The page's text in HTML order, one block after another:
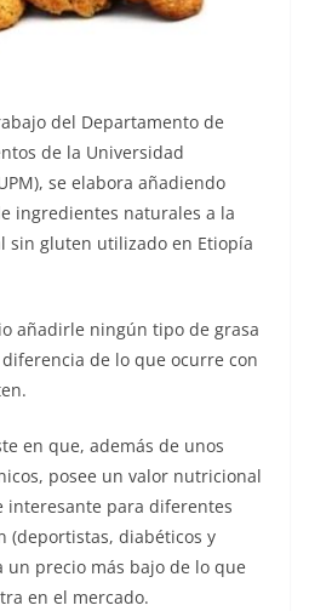
del Departamento de
de la Universidad
se elabora añadiendo
ingredientes naturales a la
sin gluten utilizado en Etiopía
añadirle ningún tipo de grasa
de lo que ocurre con
en que, además de unos
posee un valor nutricional
interesante para diferentes
(deportistas, diabéticos y
un precio más bajo de lo que
en el mercado.